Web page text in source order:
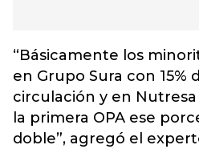
“Básicamente los
en Grupo Sura con 15%
circulación y en Nutresa
la primera OPA ese
doble”, agregó el